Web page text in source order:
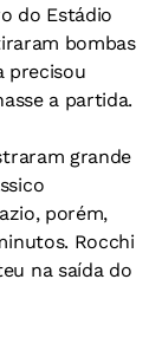
do Estádio
bombas
precisou
a partida.
grande
porém,
Rocchi
na saída do